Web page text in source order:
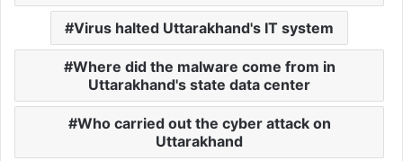
Virus halted Uttarakhand's IT system
Where did the malware come from in
Uttarakhand's state data center
Who carried out the cyber attack on
Uttarakhand